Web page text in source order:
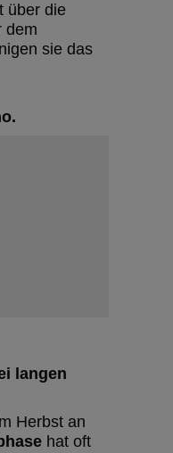
über die
dem
sie das
langen
Herbst an
hat oft